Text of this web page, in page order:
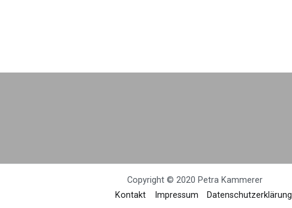
Copyright © 2020 Petra Kammerer
Kontakt
Impressum Datenschutzerklärung